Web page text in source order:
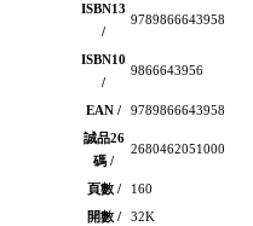
ISBN13
/
9789866643958
ISBN10
/
9866643956
EAN /
9789866643958
誠品26
碼 /
2680462051000
頁數 /
160
開數 /
32K